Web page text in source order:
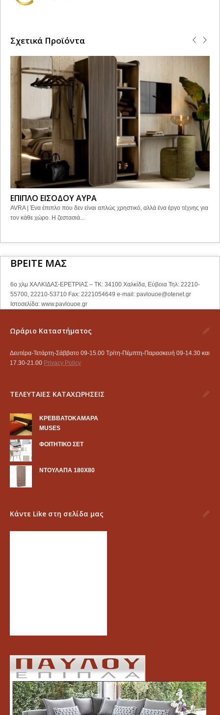
Σχετικά Προϊόντα
ΕΠΙΠΛΟ ΕΙΣΟΔΟΥ ΑΥΡΑ
AVRA | Ένα έπιπλο που δεν είναι απλώς χρηστικό, αλλά ένα έργο τέχνης για
τον κάθε χώρο. Η ζεστασιά...
ΒΡΕΙΤΕ ΜΑΣ
6ο χλμ ΧΑΛΚΙΔΑΣ-ΕΡΕΤΡΙΑΣ – ΤΚ: 34100 Χαλκίδα, Εύβοια Τηλ: 22210-
55700, 22210-53710 Fax: 2221054649 e-mail: pavlouoe@otenet.gr
Ιστοσελίδα: www.pavlouoe.gr
Ωράριο Καταστήματος
Δευτέρα-Τετάρτη-Σάββατο 09-15.00 Τρίτη-Πέμπτη-Παρασκευή 09-14.30 και
17.30-21.00 Privacy Policy
ΤΕΛΕΥΤΑΙΕΣ ΚΑΤΑΧΩΡΗΣΕΙΣ
KΡΕΒΒΑΤΟΚΑΜΑΡΑ
MUSES
ΦΟΙΤΗΤΙΚΟ ΣΕΤ
ΝΤΟΥΛΑΠΑ 180Χ80
Κάντε Like στη σελίδα μας